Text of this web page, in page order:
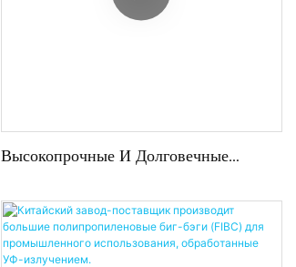
Высокопрочные И Долговечные
Размера Для Дров (FIBC-Мешки)
1500 Кг, Производство Китай.